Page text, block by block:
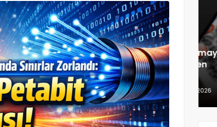
TEKNOLOJI
Wi-Fi ve Bluetooth’a İhtiyaç Duymayan
Yenilikçi Dosya Aktarımı: Decimen
Optical Transfer!
admin 03/08/2026